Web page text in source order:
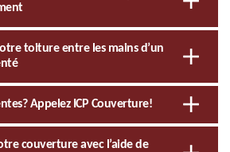
toiture entre les mains d’un
Appelez ICP Couverture!
couverture avec l’aide de